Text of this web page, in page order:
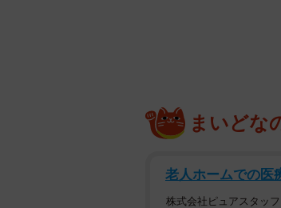
まいどな
老人ホームでの医
株式会社ピュアスタッ